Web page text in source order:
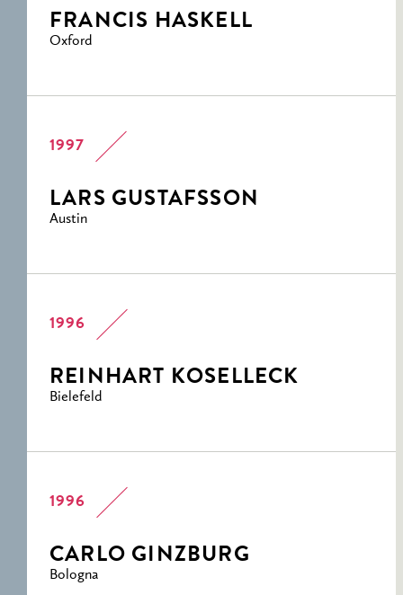
FRANCIS HASKELL
Oxford
1997
LARS GUSTAFSSON
Austin
1996
REINHART KOSELLECK
Bielefeld
1996
CARLO GINZBURG
Bologna